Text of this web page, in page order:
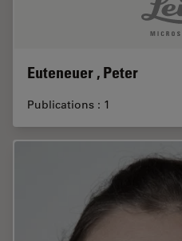
Euteneuer , Peter
Publications : 1